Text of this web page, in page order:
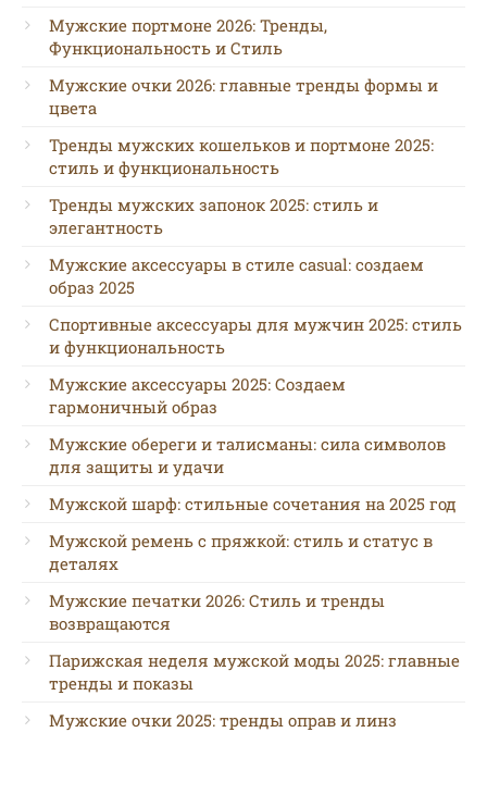
Мужские портмоне 2026: Тренды,
Функциональность и Стиль
Мужские очки 2026: главные тренды формы и
цвета
Тренды мужских кошельков и портмоне 2025:
стиль и функциональность
Тренды мужских запонок 2025: стиль и
элегантность
Мужские аксессуары в стиле casual: создаем
образ 2025
Спортивные аксессуары для мужчин 2025: стиль
и функциональность
Мужские аксессуары 2025: Создаем
гармоничный образ
Мужские обереги и талисманы: сила символов
для защиты и удачи
Мужской шарф: стильные сочетания на 2025 год
Мужской ремень с пряжкой: стиль и статус в
деталях
Мужские печатки 2026: Стиль и тренды
возвращаются
Парижская неделя мужской моды 2025: главные
тренды и показы
Мужские очки 2025: тренды оправ и линз